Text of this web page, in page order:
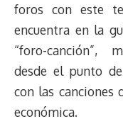
foros con este
encuentra en la
“foro-canción”,
desde el punto
con las canciones
económica.